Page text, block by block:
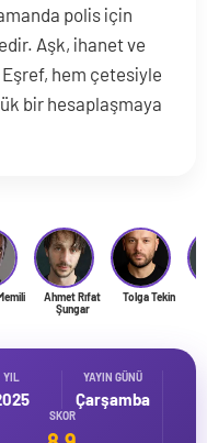
polis için
Aşk, ihanet ve
hem çetesiyle
bir hesaplaşmaya
Ahmet Rıfat
Şungar
Tolga Tekin
YIL YAYIN GÜNÜ
Çarşamba
SKOR